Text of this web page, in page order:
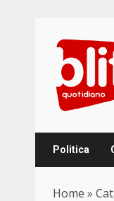
content
Politica
Home »